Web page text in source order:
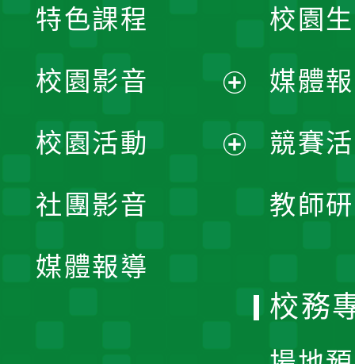
校園
媒體
競賽
教師
特色課程
校園影音
開
校園活動
社團影音
媒體報導
校務